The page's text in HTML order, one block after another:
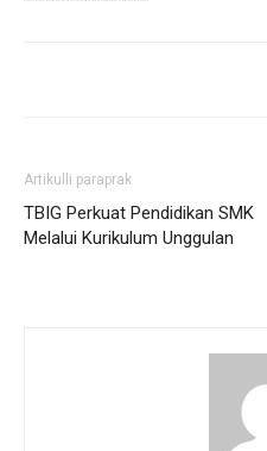
Artikulli paraprak
TBIG Perkuat Pendidikan SMK
Melalui Kurikulum Unggulan